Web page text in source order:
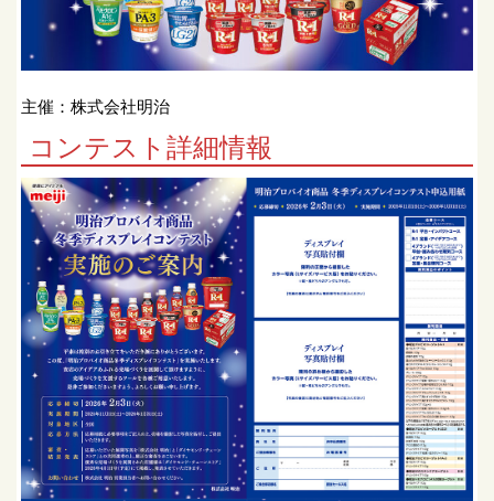
主催：株式会社明治
コンテスト詳細情報